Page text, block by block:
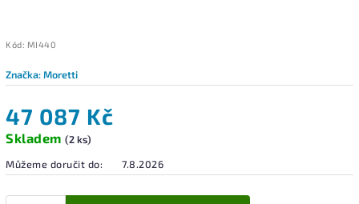
Kód: MI440
Značka:Moretti
47 087 Kč
Skladem (2 ks)
Můžeme doručit do:
7.8.2026